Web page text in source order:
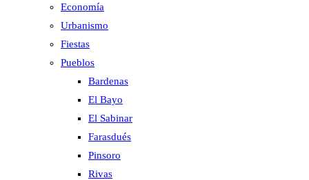
Economía
Urbanismo
Fiestas
Pueblos
Bardenas
El Bayo
El Sabinar
Farasdués
Pinsoro
Rivas